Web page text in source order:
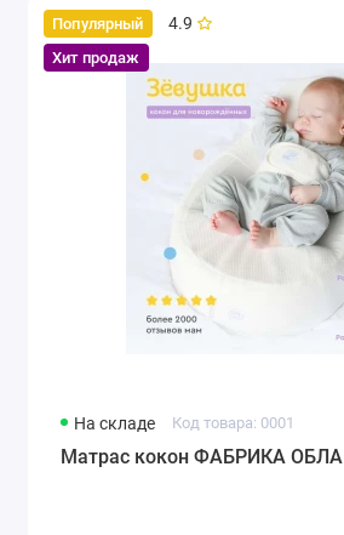
Популярный
Хит продаж
4.9
На складе Код товара: 0001
Матрас кокон ФАБРИКА